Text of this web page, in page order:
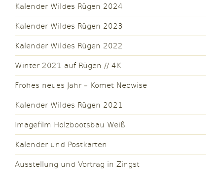
Kalender Wildes Rügen 2024
Kalender Wildes Rügen 2023
Kalender Wildes Rügen 2022
Winter 2021 auf Rügen // 4K
Frohes neues Jahr – Komet Neowise
Kalender Wildes Rügen 2021
Imagefilm Holzbootsbau Weiß
Kalender und Postkarten
Ausstellung und Vortrag in Zingst